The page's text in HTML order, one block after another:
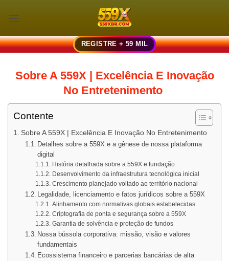
REGISTRE + 59 MIL
Sobre A 559X | Excelência E Inovação
No Entretenimento
Contente
Sobre A 559X | Excelência E Inovação No Entretenimento
Detalhes sobre a 559X e a gênese de nossa plataforma
digital
História detalhada sobre a 559X e fundação
Desenvolvimento da infraestrutura tecnológica inicial
Crescimento planejado voltado ao território nacional
Legalidade, licenciamento e fatos jurídicos sobre a 559X
Alinhamento com normativas globais estabelecidas
Criptografia de ponta e segurança sobre a 559X
Garantia de solvência e proteção de fundos
Nossa bússola corporativa: missão, visão e valores
fundamentais
Ecossistema financeiro e parcerias bancárias de alta